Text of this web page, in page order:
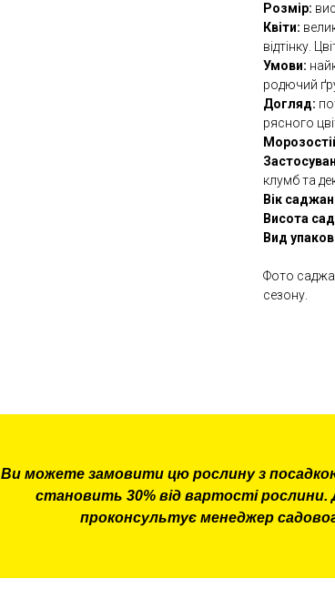
Розмір:
Квіти:
відтінку.
Умови:
родючий
Догляд:
рясного
клумб та
Вік
Висота
Вид
Фото
сезону.
Ви можете замовити цю рослину з
становить 30% від вартості
проконсультує менеджер